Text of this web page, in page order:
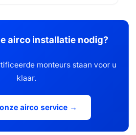
airco installatie nodig?
monteurs staan voor u
klaar.
airco service →